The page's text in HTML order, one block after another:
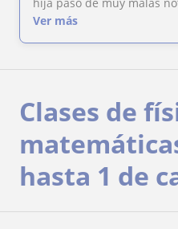
Ver más
Clases de
hasta 1 de